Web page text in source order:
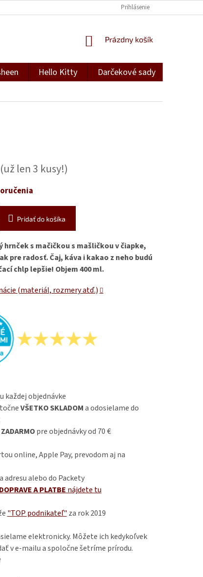
Prihlásenie
NÁKUPNÝ
Prázdny košík
Hello Kitty Darčekové sady
(už len 3 kusy!)
Pridať do košíka
hrnček s mačičkou s mašličkou v čiapke,
pre radosť. Čaj, káva i kakao z neho budú
chlp lepšie! Objem 400 ml.
(materiál, rozmery atď.)
každej objednávke
VŠETKO SKLADOMa odosielame do
pre objednávky od 70 €
online, Apple Pay, prevodom aj na
adresu alebo do Packety
A PLATBE nájdete tu
"TOP podnikateľ" za rok 2019
elektronicky. Môžete ich kedykoľvek
v e-mailu a spoločne šetríme prírodu.